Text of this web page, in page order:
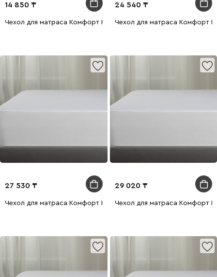
14 850
Чехол для матраса Комфорт Кавер 80x200
24 540
Чехол для матраса Комфорт
27 530
Чехол для матраса Комфорт Кавер 120x200
29 020
Чехол для матраса Комфорт